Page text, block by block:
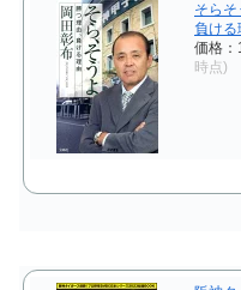
そらそ
負ける
価格：
時点)